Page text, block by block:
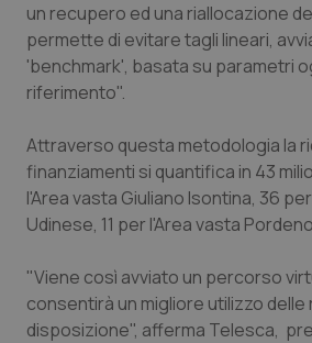
Molise
Piemonte
Provincia Autonoma di
Provincia Autonoma di
Puglia
Sardegna
Epatiti
HIV
Infezioni & Febbre
Ipertensione & Scompenso
Malattie rare
Malattia di Crohn &
un recupero ed una riallocazione
permette di evitare tagli lineari,
'benchmark', basata su parametri
riferimento".
Attraverso questa metodologia la
finanziamenti si quantifica in 43
l'Area vasta Giuliano Isontina, 36
Udinese, 11 per l'Area vasta
"Viene così avviato un percorso
consentirà un migliore utilizzo delle
disposizione", afferma Telesca,